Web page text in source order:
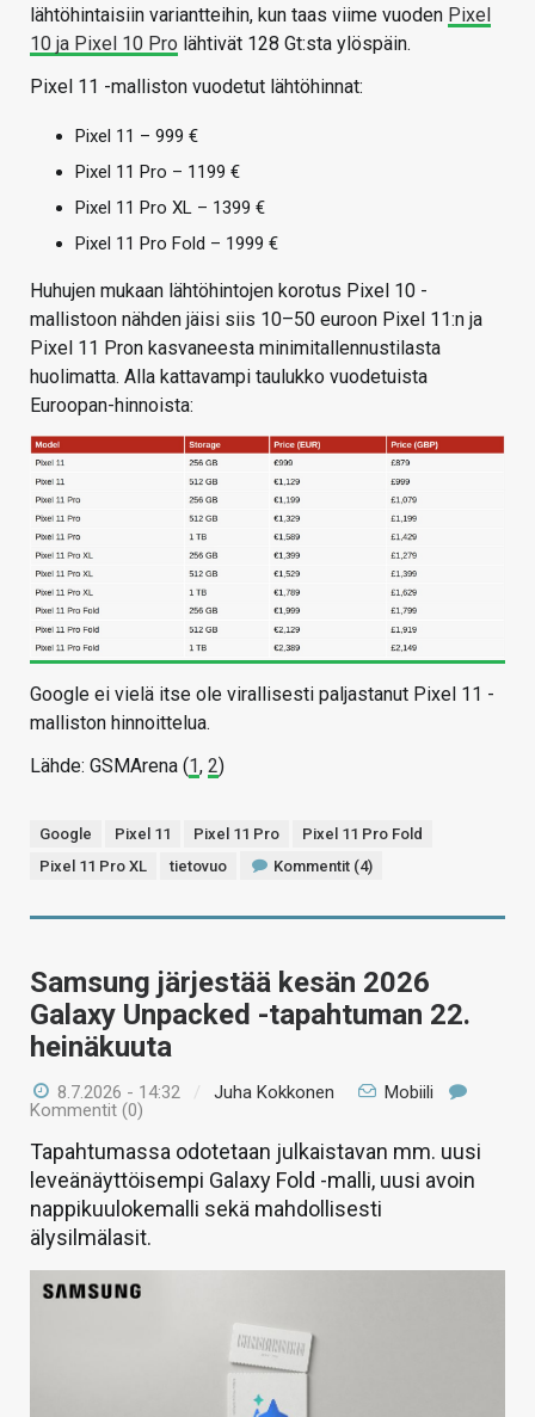
lähtöhintaisiin variantteihin, kun taas viime vuoden Pixel
10 ja Pixel 10 Pro lähtivät 128 Gt:sta ylöspäin.
Pixel 11 -malliston vuodetut lähtöhinnat:
Pixel 11 – 999 €
Pixel 11 Pro – 1199 €
Pixel 11 Pro XL – 1399 €
Pixel 11 Pro Fold – 1999 €
Huhujen mukaan lähtöhintojen korotus Pixel 10 -
mallistoon nähden jäisi siis 10–50 euroon Pixel 11:n ja
Pixel 11 Pron kasvaneesta minimitallennustilasta
huolimatta. Alla kattavampi taulukko vuodetuista
Euroopan-hinnoista:
Google ei vielä itse ole virallisesti paljastanut Pixel 11 -
malliston hinnoittelua.
Lähde: GSMArena (1, 2)
Google Pixel 11 Pixel 11 Pro
Pixel 11 Pro Fold
Pixel 11 Pro XL
tietovuo Kommentit (4)
Samsung järjestää kesän 2026
Galaxy Unpacked -tapahtuman 22.
heinäkuuta
8.7.2026 - 14:32 / Juha Kokkonen
Mobiili
Kommentit (0)
Tapahtumassa odotetaan julkaistavan mm. uusi
leveänäyttöisempi Galaxy Fold -malli, uusi avoin
nappikuulokemalli sekä mahdollisesti
älysilmälasit.